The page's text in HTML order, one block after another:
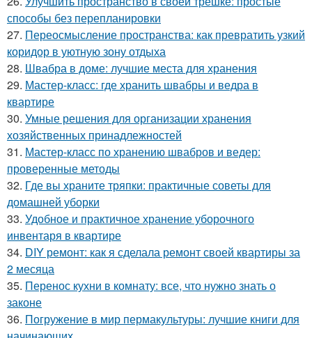
способы без перепланировки
27. Переосмысление пространства: как превратить узкий
коридор в уютную зону отдыха
28. Швабра в доме: лучшие места для хранения
29. Мастер-класс: где хранить швабры и ведра в
квартире
30. Умные решения для организации хранения
хозяйственных принадлежностей
31. Мастер-класс по хранению швабров и ведер:
проверенные методы
32. Где вы храните тряпки: практичные советы для
домашней уборки
33. Удобное и практичное хранение уборочного
инвентаря в квартире
34. DIY ремонт: как я сделала ремонт своей квартиры за
2 месяца
35. Перенос кухни в комнату: все, что нужно знать о
законе
36. Погружение в мир пермакультуры: лучшие книги для